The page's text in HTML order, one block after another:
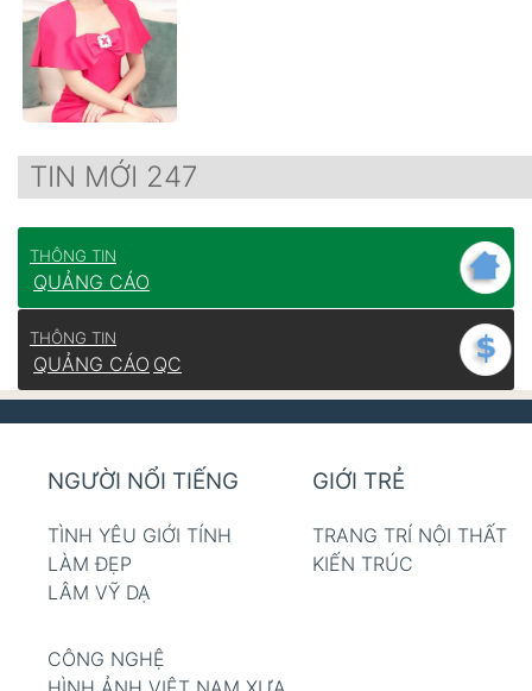
TIN MỚI 247
THÔNG TIN
QUẢNG CÁO
THÔNG TIN
QUẢNG CÁO QC
NGƯỜI NỔI TIẾNG
TÌNH YÊU GIỚI TÍNH
LÀM ĐẸP
LÂM VỸ DẠ
GIỚI TRẺ
TRANG TRÍ NỘI THẤT
KIẾN TRÚC
CÔNG NGHỆ